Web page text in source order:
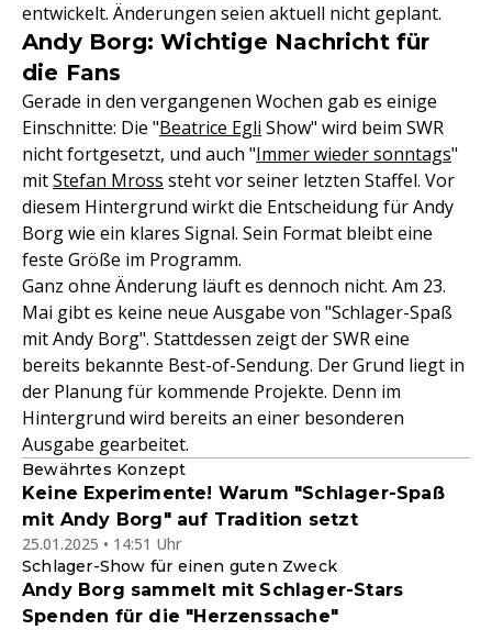
entwickelt. Änderungen seien aktuell nicht geplant.
Andy Borg: Wichtige Nachricht für
die Fans
Gerade in den vergangenen Wochen gab es einige
Einschnitte: Die "Beatrice Egli Show" wird beim SWR
nicht fortgesetzt, und auch "Immer wieder sonntags"
mitStefan Mross steht vor seiner letzten Staffel. Vor
diesem Hintergrund wirkt die Entscheidung für Andy
Borg wie ein klares Signal. Sein Format bleibt eine
feste Größe im Programm.
Ganz ohne Änderung läuft es dennoch nicht. Am 23.
Mai gibt es keine neue Ausgabe von "Schlager-Spaß
mit Andy Borg". Stattdessen zeigt der SWR eine
bereits bekannte Best-of-Sendung. Der Grund liegt in
der Planung für kommende Projekte. Denn im
Hintergrund wird bereits an einer besonderen
Ausgabe gearbeitet.
Bewährtes Konzept
Keine Experimente! Warum "Schlager-Spaß
mit Andy Borg" auf Tradition setzt
25.01.2025 • 14:51 Uhr
Schlager-Show für einen guten Zweck
Andy Borg sammelt mit Schlager-Stars
Spenden für die "Herzenssache"